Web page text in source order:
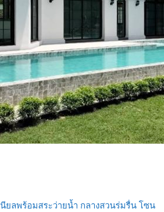
ยลพร้อมสระว่ายน้ำ กลางสวนร่มรื่น โซน